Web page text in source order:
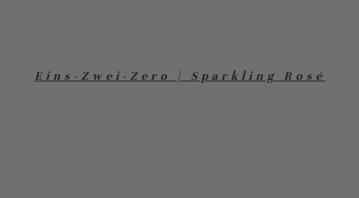
Eins-Zwei-Zero | Sparkling Rosé